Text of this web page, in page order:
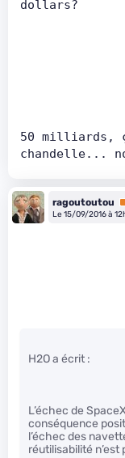
dollars?
50 milliards,
chandelle...
ragoutoutou
Le 15/09/2016 à
H2O a écrit :
L’échec de
conséquence
l’échec des
réutilisabilité n’est